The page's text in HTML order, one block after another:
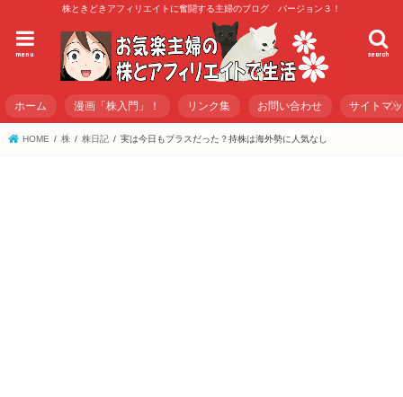
株ときどきアフィリエイトに奮闘する主婦のブログ バージョン３！
search
menu
ホーム 漫画「株入門」！ リンク集 お問い合わせ サイトマ
HOME 株 株日記 実は今日もプラスだった？持株は海外勢に人気なし